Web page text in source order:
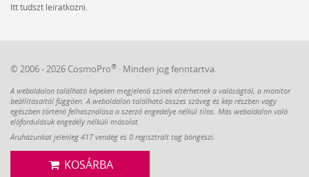
KOSÁRBA
Itt tudszt leiratkozni.
© 2006 - 2026 CosmoPro® · Minden jog fenntartva.
A weboldalon található képeken megjelenő színek eltérhetnek a valóságtól, a monitor
beállításaitól függően. A weboldalon található összes szöveg és kép részben vagy
egészben történő felhasználása a szerző engedélye nélkül tilos. Más weboldalon való
előfordulásuk engedély nélküli másolat.
Áruházunkat jelenleg 417 vendég és 0 regisztrált tag böngészi.